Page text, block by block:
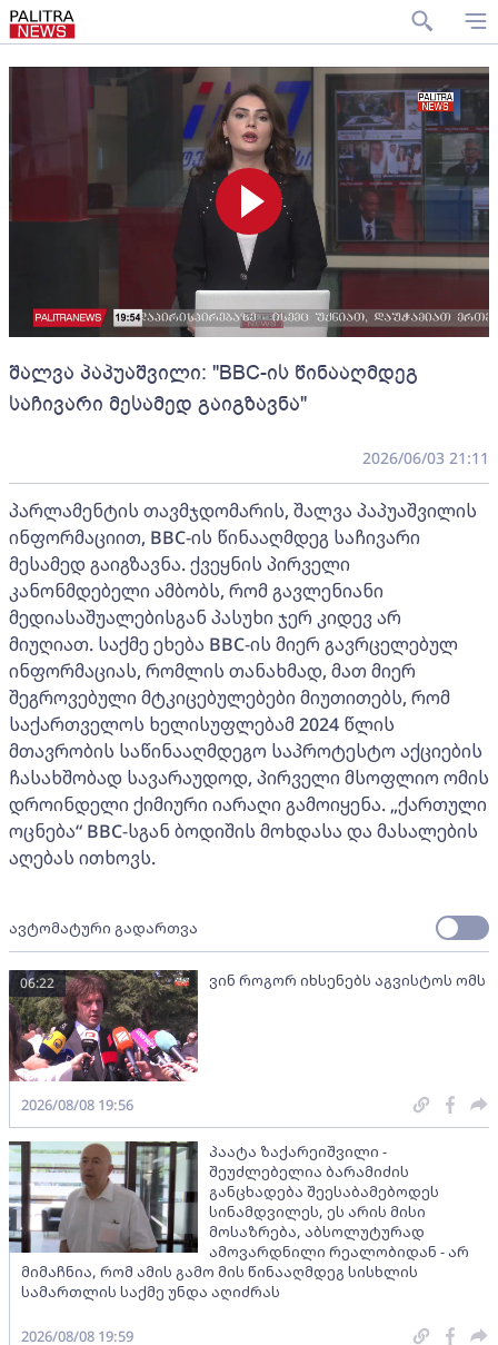
შალვა პაპუაშვილი: "BBC-ის წინააღმდეგ
საჩივარი მესამედ გაიგზავნა"
2026/06/03 21:11
პარლამენტის თავმჯდომარის, შალვა პაპუაშვილის
ინფორმაციით, BBC-ის წინააღმდეგ საჩივარი
მესამედ გაიგზავნა. ქვეყნის პირველი
კანონმდებელი ამბობს, რომ გავლენიანი
მედიასაშუალებისგან პასუხი ჯერ კიდევ არ
მიუღიათ. საქმე ეხება BBC-ის მიერ გავრცელებულ
ინფორმაციას, რომლის თანახმად, მათ მიერ
შეგროვებული მტკიცებულებები მიუთითებს, რომ
საქართველოს ხელისუფლებამ 2024 წლის
მთავრობის საწინააღმდეგო საპროტესტო აქციების
ჩასახშობად სავარაუდოდ, პირველი მსოფლიო ომის
დროინდელი ქიმიური იარაღი გამოიყენა. „ქართული
ოცნება“ BBC-სგან ბოდიშის მოხდასა და მასალების
აღებას ითხოვს.
ავტომატური გადართვა
ვინ როგორ იხსენებს აგვისტოს ომს
06:22
2026/08/08 19:56
პაატა ზაქარეიშვილი -
შეუძლებელია ბარამიძის
განცხადება შეესაბამებოდეს
სინამდვილეს, ეს არის მისი
მოსაზრება, აბსოლუტურად
ამოვარდნილი რეალობიდან - არ
მიმაჩნია, რომ ამის გამო მის წინააღმდეგ სისხლის
სამართლის საქმე უნდა აღიძრას
2026/08/08 19:59